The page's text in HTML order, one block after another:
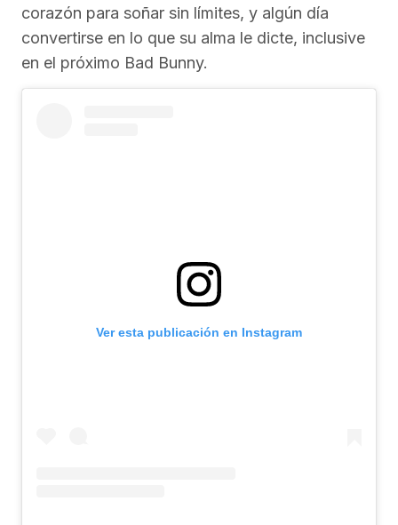
corazón para soñar sin límites, y algún día
convertirse en lo que su alma le dicte, inclusive
en el próximo Bad Bunny.
Ver esta publicación en Instagram